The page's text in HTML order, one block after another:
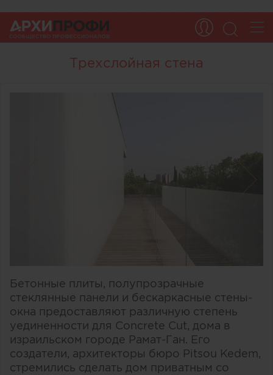
Трехслойная стена
Бетонные плиты, полупрозрачные
стеклянные панели и бескаркасные стены-
окна предоставляют различную степень
уединенности для Concrete Cut, дома в
израильском городе Рамат-Ган. Его
создатели, архитекторы бюро Pitsou Kedem,
стремились сделать дом приватным со